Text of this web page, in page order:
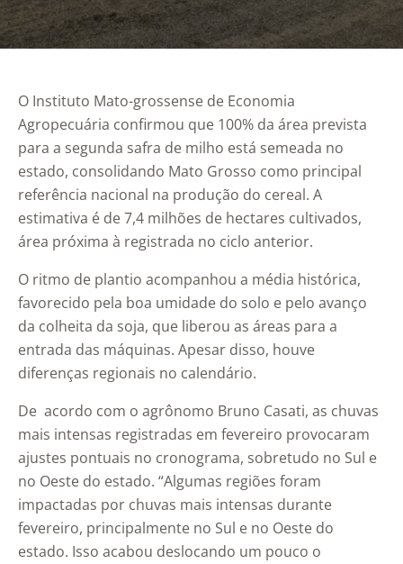
O Instituto Mato-grossense de Economia
Agropecuária confirmou que 100% da área prevista
para a segunda safra de milho está semeada no
estado, consolidando Mato Grosso como principal
referência nacional na produção do cereal. A
estimativa é de 7,4 milhões de hectares cultivados,
área próxima à registrada no ciclo anterior.
O ritmo de plantio acompanhou a média histórica,
favorecido pela boa umidade do solo e pelo avanço
da colheita da soja, que liberou as áreas para a
entrada das máquinas. Apesar disso, houve
diferenças regionais no calendário.
De acordo com o agrônomo Bruno Casati, as chuvas
mais intensas registradas em fevereiro provocaram
ajustes pontuais no cronograma, sobretudo no Sul e
no Oeste do estado. “Algumas regiões foram
impactadas por chuvas mais intensas durante
fevereiro, principalmente no Sul e no Oeste do
estado. Isso acabou deslocando um pouco o